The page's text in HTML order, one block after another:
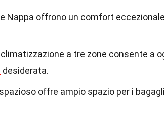
Nappa offrono un comfort
a tre zone consente a
desiderata.
offre ampio spazio per i